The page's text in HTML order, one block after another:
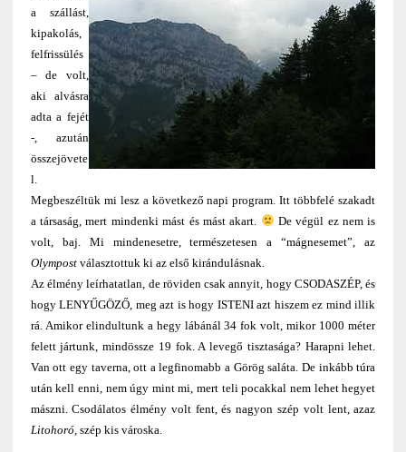
a szállást,
kipakolás,
felfrissülés
– de volt,
aki alvásra
adta a fejét
-, azután
összejövete
l.
Megbeszéltük mi lesz a következő napi program. Itt többfelé szakadt
a társaság, mert mindenki mást és mást akart.
De végül ez nem is
volt, baj. Mi mindenesetre, természetesen a “mágnesemet”, az
Olympostválasztottuk ki az első kirándulásnak.
Az élmény leírhatatlan, de röviden csak annyit, hogy CSODASZÉP, és
hogy LENYŰGÖZŐ, meg azt is hogy ISTENI azt hiszem ez mind illik
rá. Amikor elindultunk a hegy lábánál 34 fok volt, mikor 1000 méter
felett jártunk, mindössze 19 fok. A levegő tisztasága? Harapni lehet.
Van ott egy taverna, ott a legfinomabb a Görög saláta. De inkább túra
után kell enni, nem úgy mint mi, mert teli pocakkal nem lehet hegyet
mászni. Csodálatos élmény volt fent, és nagyon szép volt lent, azaz
Litohoró, szép kis városka.